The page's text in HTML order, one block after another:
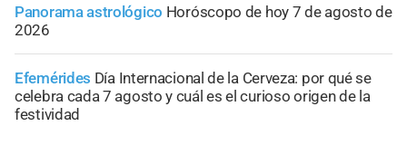
Panorama astrológico Horóscopo de hoy 7 de agosto de
2026
Efemérides Día Internacional de la Cerveza: por qué se
celebra cada 7 agosto y cuál es el curioso origen de la
festividad